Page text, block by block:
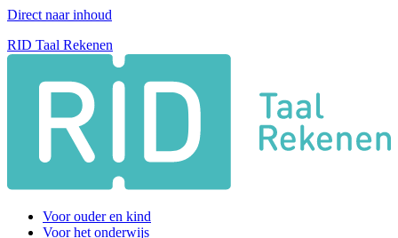
Direct naar inhoud
RID Taal Rekenen
Voor ouder en kind
Voor het onderwijs